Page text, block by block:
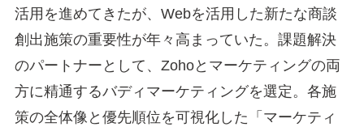
活用を進めてきたが、Webを活用した新たな商談
創出施策の重要性が年々高まっていた。課題解決
のパートナーとして、Zohoとマーケティングの両
方に精通するバディマーケティングを選定。各施
策の全体像と優先順位を可視化した「マーケティ